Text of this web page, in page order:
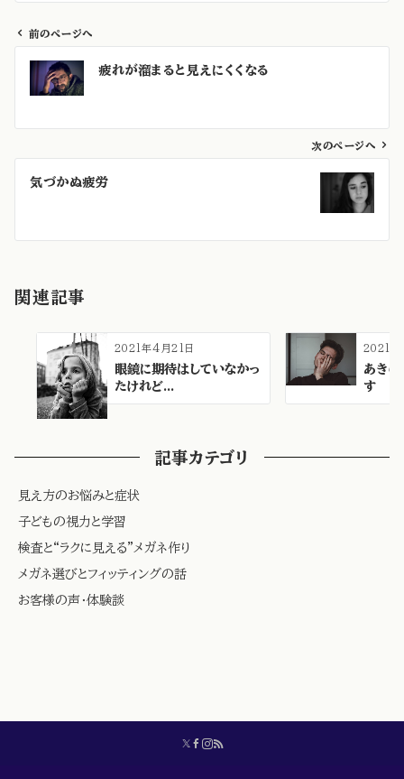
前のページへ
疲れが溜まると見えにくくなる
次のページへ
気づかぬ疲労
関連記事
2021年4月21日
眼鏡に期待はしていなかっ
たけれど...
2021年
あきら
す
記事カテゴリ
見え方のお悩みと症状
子どもの視力と学習
検査と“ラクに見える”メガネ作り
メガネ選びとフィッティングの話
お客様の声・体験談